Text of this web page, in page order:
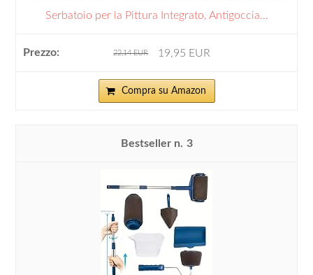
Serbatoio per la Pittura Integrato, Antigoccia...
22,14 EUR 19,95 EUR
Compra su Amazon
3